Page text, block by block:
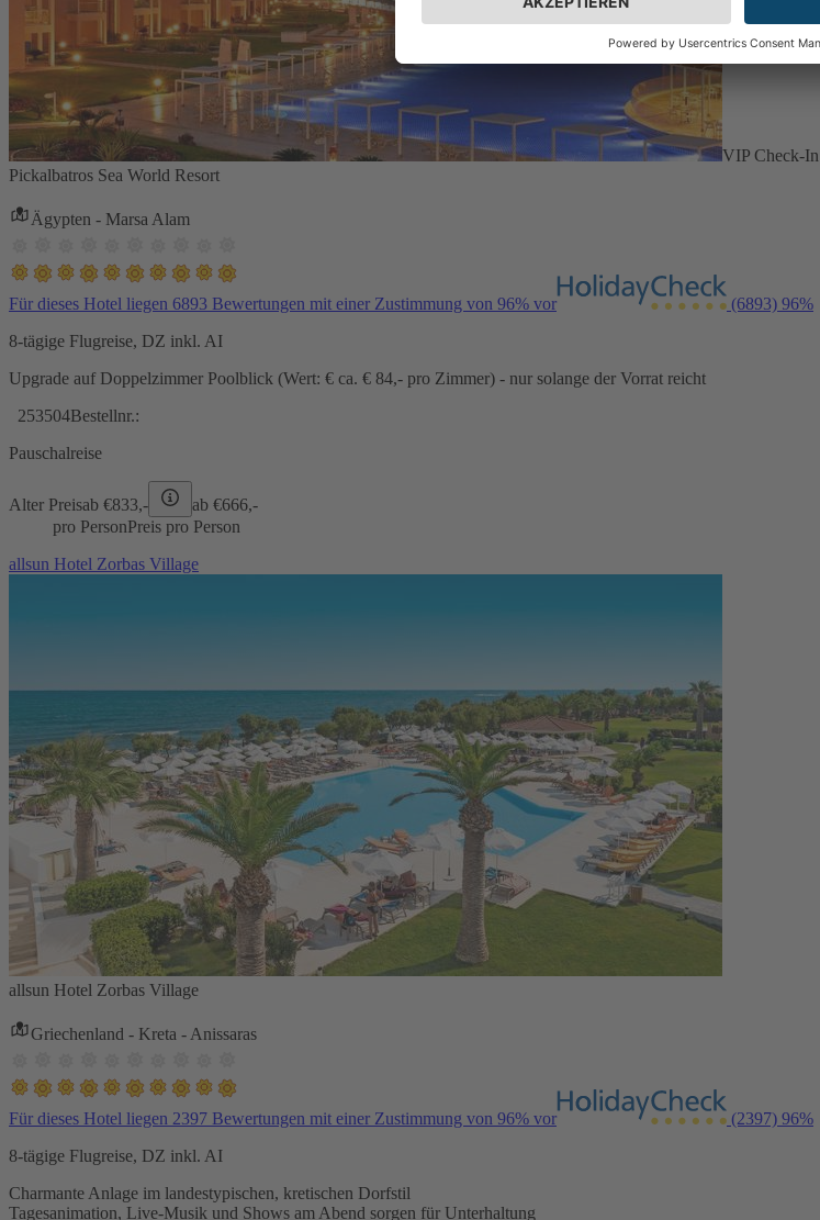
VIP Check-In
Pickalbatros Sea World Resort
Ägypten - Marsa Alam
Für dieses Hotel liegen 6893 Bewertungen mit einer Zustimmung von 96% vor (6893) 96%
8-tägige Flugreise, DZ inkl. AI
Upgrade auf Doppelzimmer Poolblick (Wert: € ca. € 84,- pro Zimmer) - nur solange der Vorrat reicht
253504Bestellnr.:
Pauschalreise
Alter Preisab €833,- ab €666,-
pro PersonPreis pro Person
allsun Hotel Zorbas Village
allsun Hotel Zorbas Village
Griechenland - Kreta - Anissaras
Für dieses Hotel liegen 2397 Bewertungen mit einer Zustimmung von 96% vor (2397) 96%
8-tägige Flugreise, DZ inkl. AI
Charmante Anlage im landestypischen, kretischen Dorfstil
Tagesanimation, Live-Musik und Shows am Abend sorgen für Unterhaltung